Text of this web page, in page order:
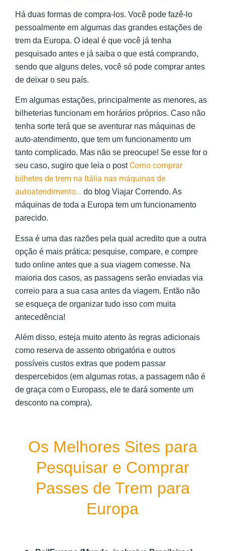
Há duas formas de compra-los. Você pode fazê-lo
pessoalmente em algumas das grandes estações de
trem da Europa. O ideal é que você já tenha
pesquisado antes e já saiba o que está comprando,
sendo que alguns deles, você só pode comprar antes
de deixar o seu país.
Em algumas estações, principalmente as menores, as
bilheterias funcionam em horários próprios. Caso não
tenha sorte terá que se aventurar nas máquinas de
auto-atendimento, que tem um funcionamento um
tanto complicado. Mas não se preocupe! Se esse for o
seu caso, sugiro que leia o post Como comprar
bilhetes de trem na Itália nas máquinas de
autoatendimento… do blog Viajar Correndo. As
máquinas de toda a Europa tem um funcionamento
parecido.
Essa é uma das razões pela qual acredito que a outra
opção é mais prática: pesquise, compare, e compre
tudo online antes que a sua viagem comesse. Na
maioria dos casos, as passagens serão enviadas via
correio para a sua casa antes da viagem. Então não
se esqueça de organizar tudo isso com muita
antecedência!
Além disso, esteja muito atento às regras adicionais
como reserva de assento obrigatória e outros
possíveis custos extras que podem passar
despercebidos (em algumas rotas, a passagem não é
de graça com o Europass, ele te dará somente um
desconto na compra).
Os Melhores Sites para
Pesquisar e Comprar
Passes de Trem para
Europa